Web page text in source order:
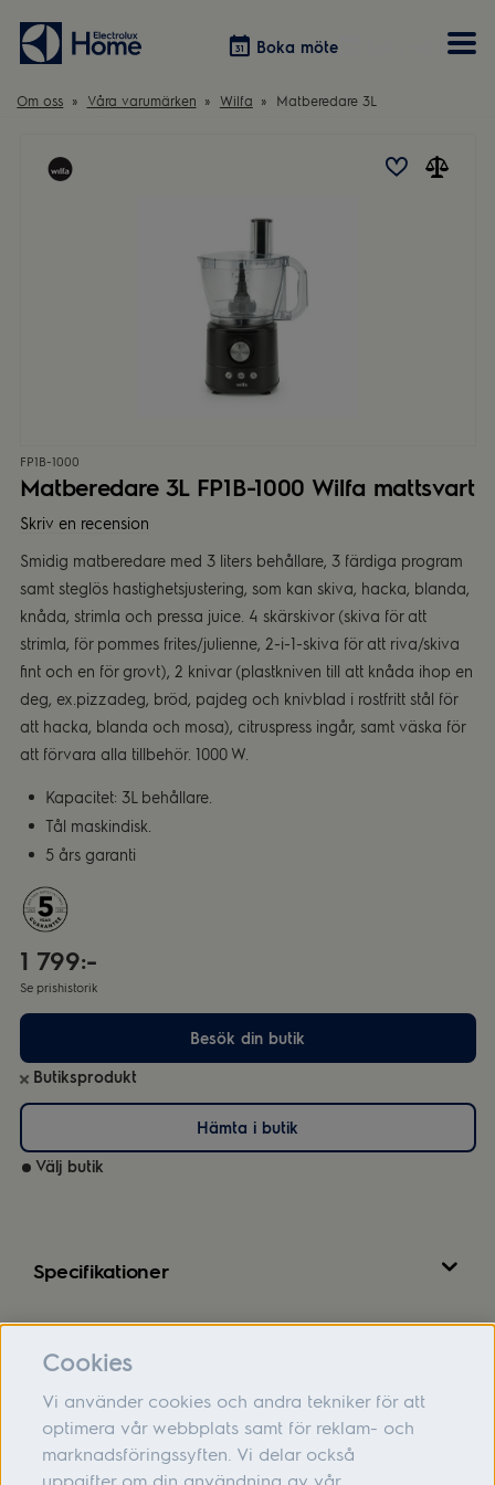
Boka möte
Våra kök
Inspiration
Förvaring
Välja garderobslösning
Vitvaror
Tvätt & Tork
Om oss Våra varumärken Wilfa Matberedare 3L
FP1B-1000
Matberedare 3L FP1B-1000 Wilfa mattsvart
Skriv en recension
Smidig matberedare med 3 liters behållare, 3 färdiga program
samt steglös hastighetsjustering, som kan skiva, hacka, blanda,
knåda, strimla och pressa juice. 4 skärskivor (skiva för att
strimla, för pommes frites/julienne, 2-i-1-skiva för att riva/skiva
fint och en för grovt), 2 knivar (plastkniven till att knåda ihop en
deg, ex.pizzadeg, bröd, pajdeg och knivblad i rostfritt stål för
att hacka, blanda och mosa), citruspress ingår, samt väska för
att förvara alla tillbehör. 1000 W.
Kapacitet: 3L behållare.
Tål maskindisk.
5 års garanti
1 799:-
Se prishistorik
Besök din butik
Butiksprodukt
Hämta i butik
Välj butik
Specifikationer
Om oss
Cookies
Vi använder cookies och andra tekniker för att
optimera vår webbplats samt för reklam- och
marknadsföringssyften. Vi delar också
uppgifter om din användning av vår